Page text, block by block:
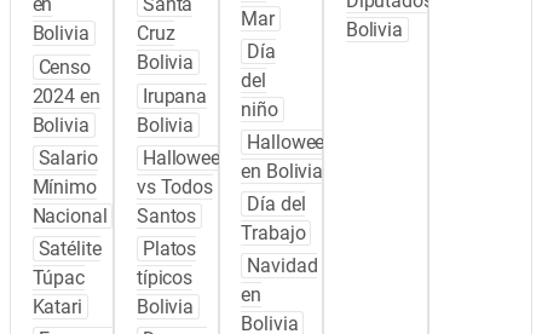
en
Bolivia
Censo
2024 en
Bolivia
Salario
Mínimo
Nacional
Satélite
Túpac
Katari
Santa
Cruz
Bolivia
Irupana
Bolivia
Halloween
vs Todos
Santos
Platos
típicos
Bolivia
Mar
Día
del
niño
Halloween
en Bolivia
Día del
Trabajo
Navidad
en
Bolivia
Bolivia